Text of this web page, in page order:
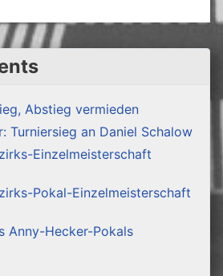
Abstieg vermieden
Turniersieg an Daniel Schalow
Einzelmeisterschaft
Pokal-Einzelmeisterschaft
Anny-Hecker-Pokals